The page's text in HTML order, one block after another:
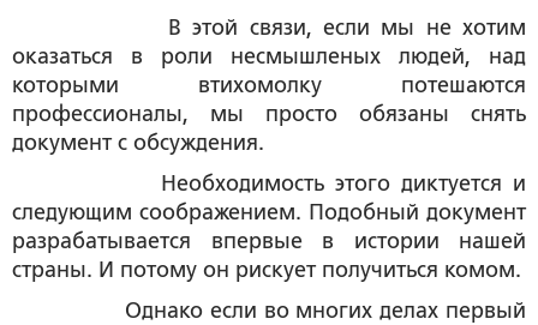
В этой связи, если мы не хотим
оказаться в роли несмышленых людей, над
которыми втихомолку потешаются
профессионалы, мы просто обязаны снять
документ с обсуждения.
Необходимость этого диктуется и
следующим соображением. Подобный документ
разрабатывается впервые в истории нашей
страны. И потому он рискует получиться комом.
Однако если во многих делах первый